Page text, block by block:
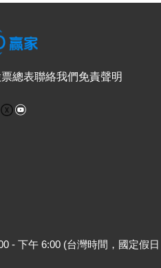
總表聯絡我們免責聲明
Facebook
- 下午 6:00 (台灣時間，國定假日